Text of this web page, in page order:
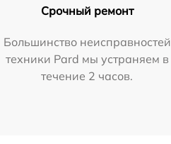
Срочный ремонт
Большинство неисправностей
техники Pard мы устраняем в
течение 2 часов.